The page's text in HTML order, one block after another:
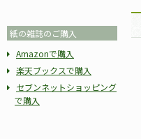
紙の雑誌のご購入
Amazonで購入
楽天ブックスで購入
セブンネットショッピング
で購入